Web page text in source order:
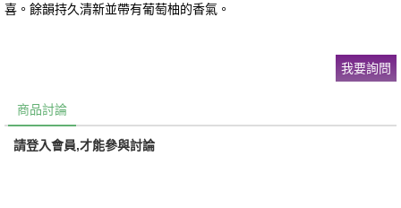
喜。餘韻持久清新並帶有葡萄柚的香氣。​
我要詢問
商品討論
請登入會員,才能參與討論